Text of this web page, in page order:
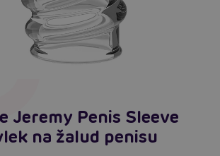
Jeremy Penis Sleeve
na žalud penisu